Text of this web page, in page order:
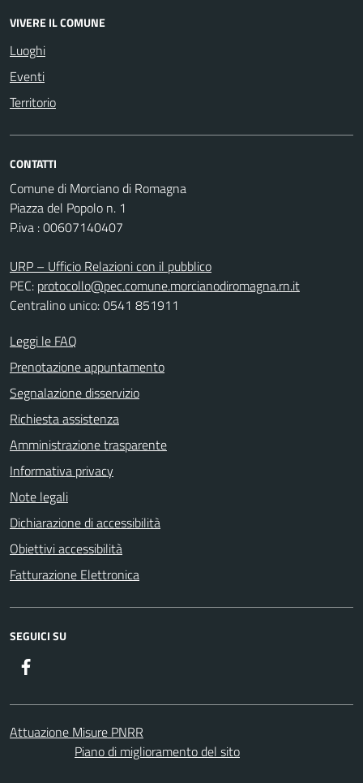
VIVERE IL COMUNE
Luoghi
Eventi
Territorio
CONTATTI
Comune di Morciano di Romagna
Piazza del Popolo n. 1
P.iva : 00607140407
URP – Ufficio Relazioni con il pubblico
PEC: protocollo@pec.comune.morcianodiromagna.rn.it
Centralino unico: 0541 851911
Leggi le FAQ
Prenotazione appuntamento
Segnalazione disservizio
Richiesta assistenza
Amministrazione trasparente
Informativa privacy
Note legali
Dichiarazione di accessibilità
Obiettivi accessibilità
Fatturazione Elettronica
SEGUICI SU
Attuazione Misure PNRR
Piano di miglioramento del sito